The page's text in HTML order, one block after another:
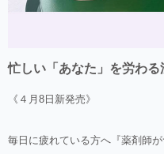
忙しい「あなた」を労わる
《４月8日新発売》
毎日に疲れている方へ『薬剤師が